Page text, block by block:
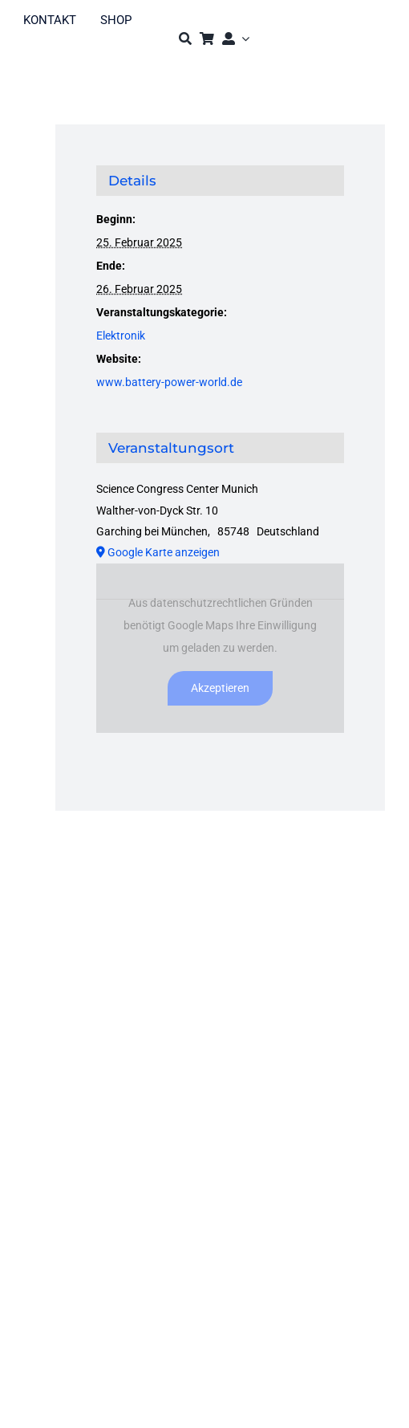
KONTAKT SHOP
Details
Beginn:
25. Februar 2025
Ende:
26. Februar 2025
Veranstaltungskategorie:
Elektronik
Website:
www.battery-power-world.de
Veranstaltungsort
Science Congress Center Munich
Walther-von-Dyck Str. 10
Garching bei München, 85748
Deutschland
Google Karte anzeigen
Aus datenschutzrechtlichen Gründen
benötigt Google Maps Ihre Einwilligung
um geladen zu werden.
Akzeptieren